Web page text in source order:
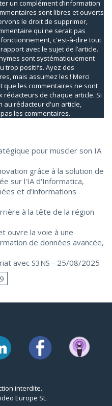
un complément d’information
sont libres et ouverts
le droit de supprimer,
qui ne serait pas
c'est-à-dire tout
avec le sujet de l’article.
sont systématiquement
trop positifs. Ayez des
mais assumez les ! Merci
que les commentaires ne sont
de chaque article. Si
rédacteur d'un article,
les commentaires.
pour muscler son IA
grâce à la solution de
sur l'IA d'Informatica,
et d'informations
à la tête de la région
ouvre la voie à une
de données avancée,
avec S3NS - 25/08/2025
interdite.
Europe SL